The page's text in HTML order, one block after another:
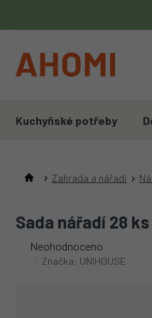
obsah
Kuchyňské potřeby
Zahrada a nářadí
Sada nářadí 28 ks
Průměrné
hodnocení
Neohodnoceno
Značka: UNIHOUSE